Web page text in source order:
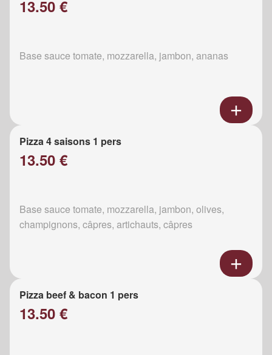
13.50 €
Base sauce tomate, mozzarella, jambon, ananas
Pizza 4 saisons 1 pers
13.50 €
Base sauce tomate, mozzarella, jambon, olives,
champignons, câpres, artichauts, câpres
Pizza beef & bacon 1 pers
13.50 €